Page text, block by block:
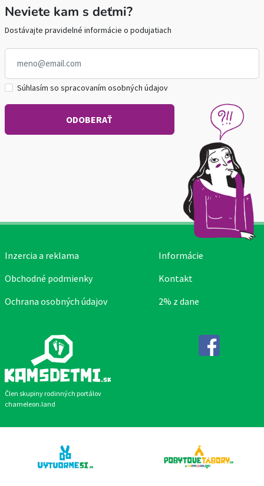
Neviete kam s deťmi?
Dostávajte pravidelné informácie o podujatiach
Súhlasím so spracovaním osobných údajov
Člen skupiny rodinných portálov
chameleon.land
Inzercia a reklama
Obchodné podmienky
Ochrana osobných údajov
Informácie
Kontakt
2% z dane